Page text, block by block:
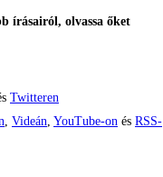
írásairól, olvassa őket
Twitteren
Videán YouTube-on és RSS-